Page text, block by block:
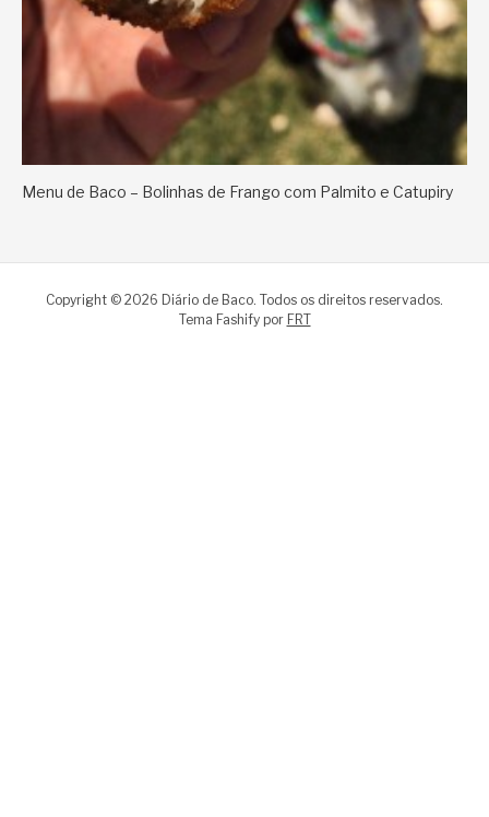
Menu de Baco – Bolinhas de Frango com Palmito e Catupiry
Copyright © 2026 Diário de Baco. Todos os direitos reservados.
Tema Fashify por FRT